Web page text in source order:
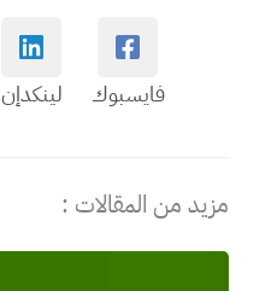
فايسبوك لينكدإن
مزيد من المقالات :